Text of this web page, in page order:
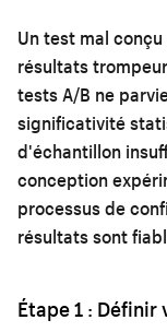
Un test mal
résultats
tests A/B ne
significativité
d'échantillon
conception
processus de
résultats sont
Étape 1 :